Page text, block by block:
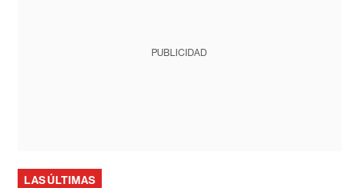
PUBLICIDAD
LAS ÚLTIMAS